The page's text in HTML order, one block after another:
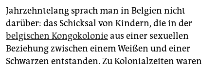
abo
genossenschaft
epaper login
Jahrzehntelang sprach man in Belgien nicht
darüber: das Schicksal von Kindern, die in der
belgischen Kongokolonieaus einer sexuellen
Beziehung zwischen einem Weißen und einer
Schwarzen entstanden. Zu Kolonialzeiten waren